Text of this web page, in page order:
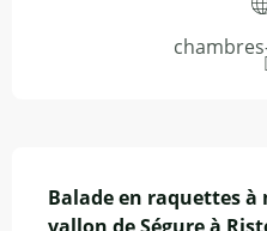
Balade en raquettes à